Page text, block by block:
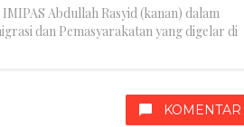
Abdullah Rasyid (kanan) dalam
dan Pemasyarakatan yang digelar di
KOMENTAR